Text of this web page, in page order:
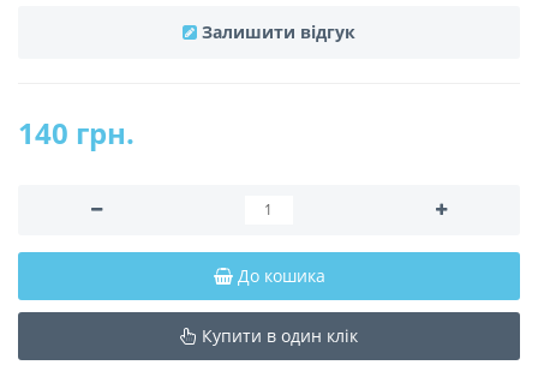
Залишити відгук
140 грн.
До кошика
Купити в один клік